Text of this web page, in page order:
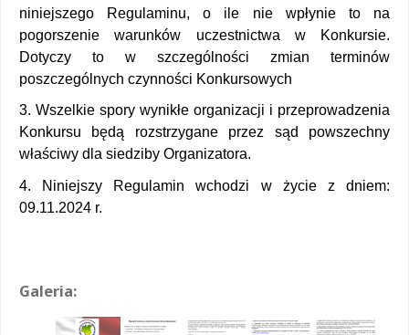
niniejszego Regulaminu, o ile nie wpłynie to na
pogorszenie warunków uczestnictwa w Konkursie.
Dotyczy to w szczególności zmian terminów
poszczególnych czynności Konkursowych
3. Wszelkie spory wynikłe organizacji i przeprowadzenia
Konkursu będą rozstrzygane przez sąd powszechny
właściwy dla siedziby Organizatora.
4. Niniejszy Regulamin wchodzi w życie z dniem:
09.11.2024 r.
Galeria: